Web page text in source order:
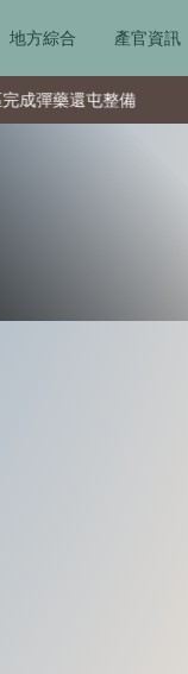
地方綜合 產官資訊
美國空軍大學